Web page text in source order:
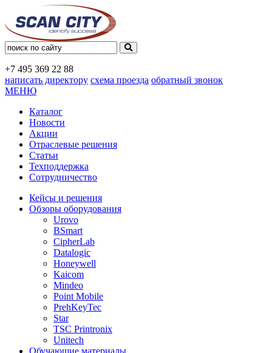
+7 495 369 22 88
написать директору схема проезда обратный звонок
МЕНЮ
Каталог
Новости
Акции
Отраслевые решения
Статьи
Техподдержка
Сотрудничество
Кейсы и решения
Обзоры оборудования
Urovo
BSmart
CipherLab
Datalogic
Honeywell
Kaicom
Mindeo
Point Mobile
PrehKeyTec
Star
TSC Printronix
Unitech
Обучающие материалы